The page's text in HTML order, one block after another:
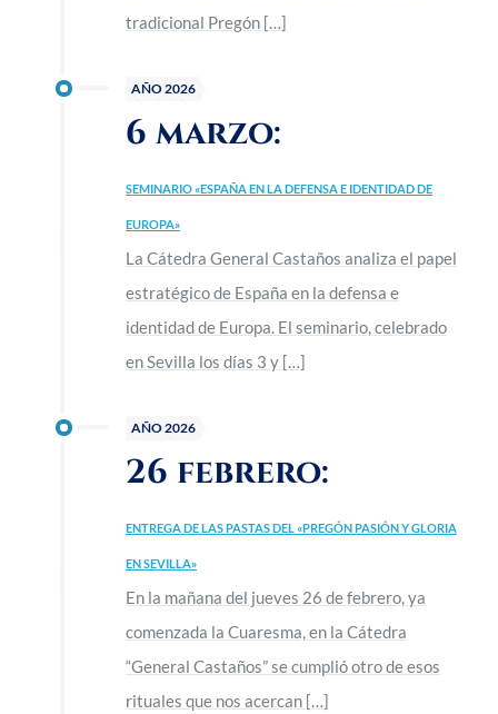
tradicional Pregón […]
AÑO 2026
6 marzo:
SEMINARIO «ESPAÑA EN LA DEFENSA E IDENTIDAD DE
EUROPA»
La Cátedra General Castaños analiza el papel
estratégico de España en la defensa e
identidad de Europa. El seminario, celebrado
en Sevilla los días 3 y […]
AÑO 2026
26 febrero:
ENTREGA DE LAS PASTAS DEL «PREGÓN PASIÓN Y GLORIA
EN SEVILLA»
En la mañana del jueves 26 de febrero, ya
comenzada la Cuaresma, en la Cátedra
“General Castaños” se cumplió otro de esos
rituales que nos acercan […]